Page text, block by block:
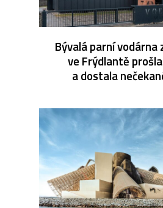
Bývalá parní vodárna
ve Frýdlantě
a dostala